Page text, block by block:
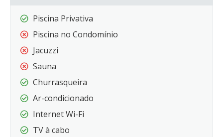
Piscina Privativa
Piscina no Condomínio
Jacuzzi
Sauna
Churrasqueira
Ar-condicionado
Internet Wi-Fi
TV à cabo